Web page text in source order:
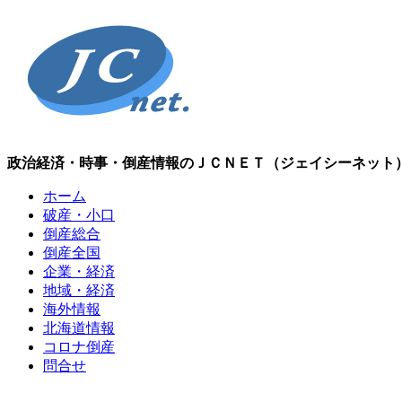
政治経済・時事・倒産情報のＪＣＮＥＴ（ジェイシーネット）
ホーム
破産・小口
倒産総合
倒産全国
企業・経済
地域・経済
海外情報
北海道情報
コロナ倒産
問合せ